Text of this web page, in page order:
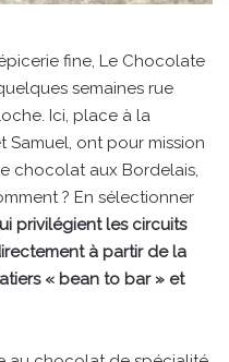
fine, Le Chocolate
semaines rue
Ici, place à la
Samuel, ont pour mission
chocolat aux Bordelais,
? En sélectionner
privilégient les circuits
à partir de la
« bean to bar » et